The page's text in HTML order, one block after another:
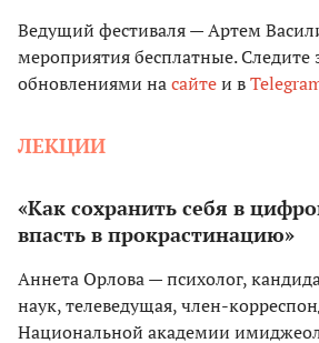
Ведущий фестиваля — Артем
мероприятия бесплатные. Следите
обновлениями насайтеи в
ЛЕКЦИИ
«Как сохранить себя в
впасть в прокрастинацию»
Аннета Орлова — психолог,
наук, телеведущая, член-
Национальной академии